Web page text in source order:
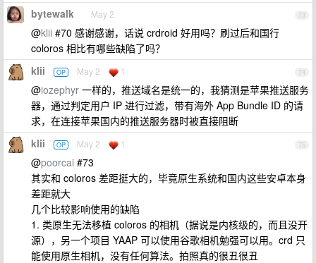
73
bytewalk May 2
@klii #70 感谢感谢，话说 crdroid 好用吗？刷过后和国行
coloros 相比有哪些缺陷了吗？
74
klii OP May 2 1
@iozephyr 一样的，推送域名是统一的，我猜测是苹果推送服务
器，通过判定用户 IP 进行过滤，带有海外 App Bundle ID 的请
求，在连接苹果国内的推送服务器时被直接阻断
75
klii OP May 2 1
@poorcai #73
其实和 coloros 差距挺大的，毕竟原生系统和国内这些安卓本身
差距就大
几个比较影响使用的缺陷
1. 类原生无法移植 coloros 的相机（据说是内核级的，而且没开
源），另一个项目 YAAP 可以使用谷歌相机勉强可以用。crd 只
能使用原生相机，没有任何算法。拍照真的很丑很丑